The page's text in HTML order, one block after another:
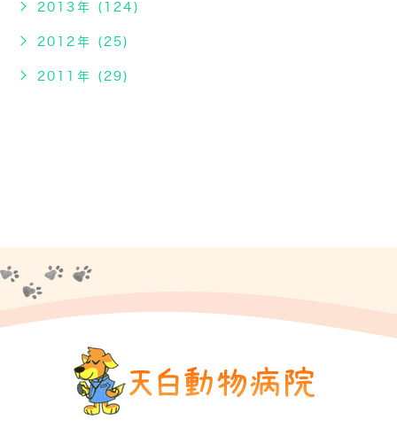
2013年 (124)
2012年 (25)
2011年 (29)